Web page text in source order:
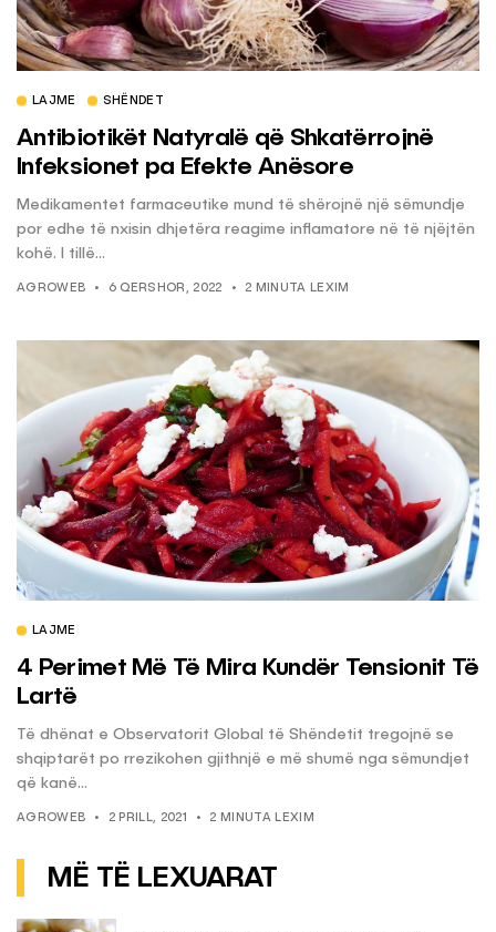
LAJME SHËNDET
Antibiotikët Natyralë që Shkatërrojnë
Infeksionet pa Efekte Anësore
Medikamentet farmaceutike mund të shërojnë një sëmundje
por edhe të nxisin dhjetëra reagime inflamatore në të njëjtën
kohë. I tillë...
AGROWEB 6 QERSHOR, 2022 2 MINUTA LEXIM
LAJME
4 Perimet Më Të Mira Kundër Tensionit Të
Lartë
Të dhënat e Observatorit Global të Shëndetit tregojnë se
shqiptarët po rrezikohen gjithnjë e më shumë nga sëmundjet
që kanë...
AGROWEB 2 PRILL, 2021 2 MINUTA LEXIM
MË TË LEXUARAT